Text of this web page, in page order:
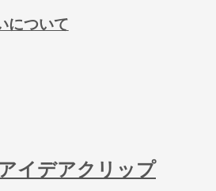
について
イデアクリップ